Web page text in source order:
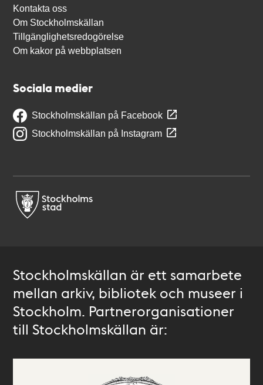
Kontakta oss
Om Stockholmskällan
Tillgänglighetsredogörelse
Om kakor på webbplatsen
Sociala medier
Stockholmskällan på Facebook
Stockholmskällan på Instagram
Stockholmskällan är ett samarbete
mellan arkiv, bibliotek och museer i
Stockholm. Partnerorganisationer
till Stockholmskällan är: